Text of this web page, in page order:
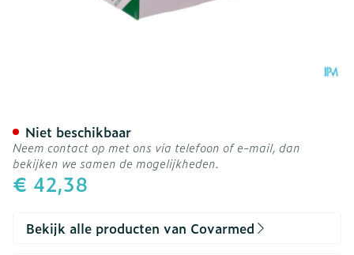
€ 42,38
Niet beschikbaar
Neem contact op met ons via telefoon of e-mail, dan
bekijken we samen de mogelijkheden.
Bekijk alle producten van Covarmed